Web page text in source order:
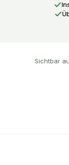
Sichtbar